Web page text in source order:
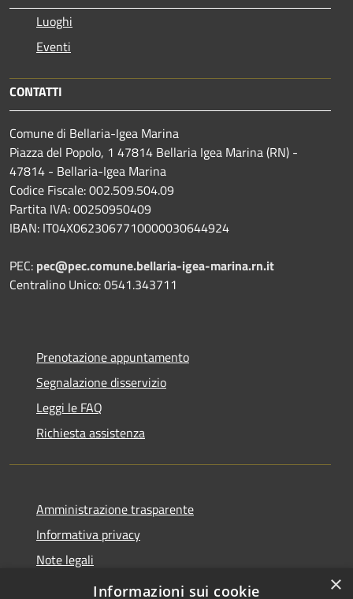
Luoghi
Eventi
CONTATTI
Comune di Bellaria-Igea Marina
Piazza del Popolo, 1 47814 Bellaria Igea Marina (RN) -
47814 - Bellaria-Igea Marina
Codice Fiscale: 002.509.504.09
Partita IVA: 00250950409
IBAN: IT04X0623067710000030644924
PEC: pec@pec.comune.bellaria-igea-marina.rn.it
Centralino Unico: 0541.343711
Prenotazione appuntamento
Segnalazione disservizio
Leggi le FAQ
Richiesta assistenza
Amministrazione trasparente
Informativa privacy
Note legali
Dichiarazione di accessibilità
×
Informazioni sui cookie